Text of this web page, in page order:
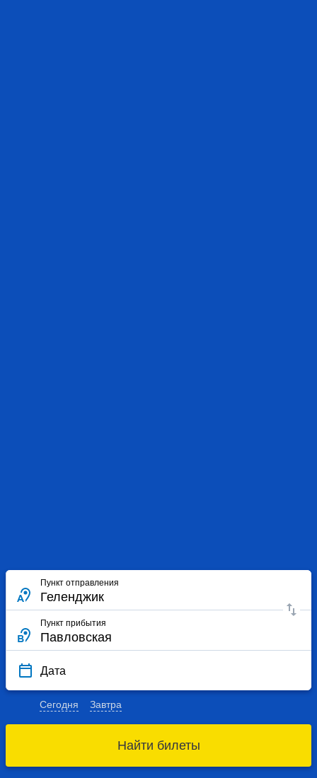
Пункт отправления
Пункт прибытия
Дата
Сегодня Завтра
Найти билеты